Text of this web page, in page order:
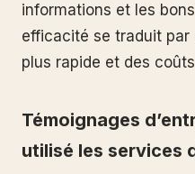
informations et les
efficacité se traduit par
plus rapide et des
Témoignages
utilisé les services